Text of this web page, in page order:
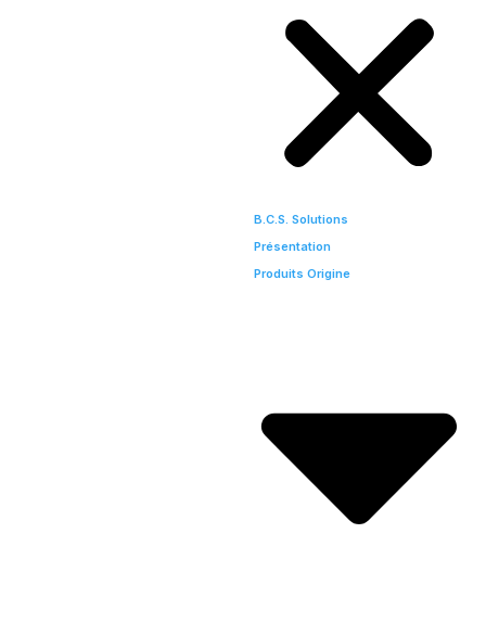
B.C.S. Solutions
Présentation
Produits Origine